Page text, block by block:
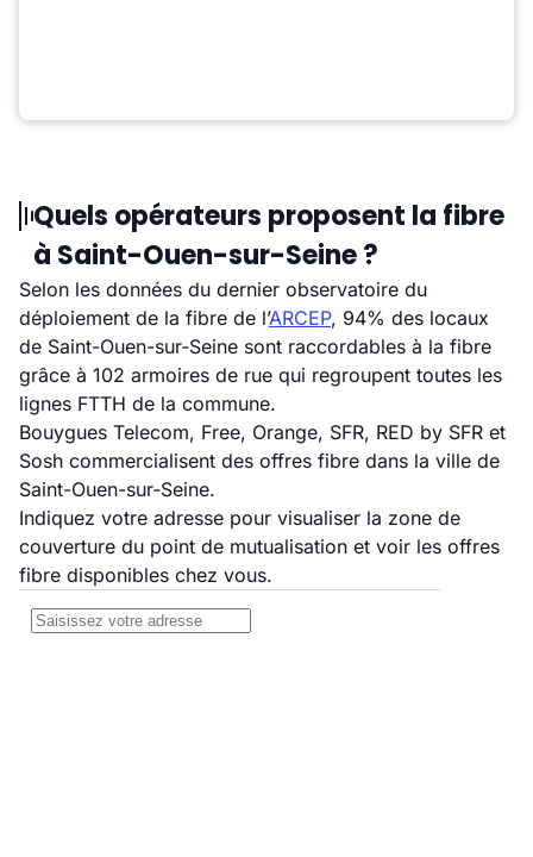
Quels opérateurs proposent la fibre
à Saint-Ouen-sur-Seine ?
Selon les données du dernier observatoire du
déploiement de la fibre de l’ARCEP, 94% des locaux
de Saint-Ouen-sur-Seine sont raccordables à la fibre
grâce à 102 armoires de rue qui regroupent toutes les
lignes FTTH de la commune.
Bouygues Telecom, Free, Orange, SFR, RED by SFR et
Sosh commercialisent des offres fibre dans la ville de
Saint-Ouen-sur-Seine.
Indiquez votre adresse pour visualiser la zone de
couverture du point de mutualisation et voir les offres
fibre disponibles chez vous.